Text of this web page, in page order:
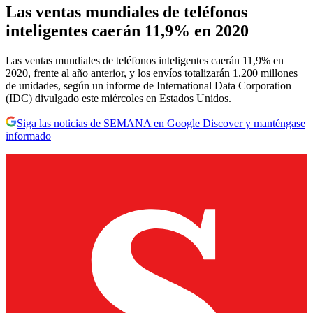
Las ventas mundiales de teléfonos
inteligentes caerán 11,9% en 2020
Las ventas mundiales de teléfonos inteligentes caerán 11,9% en
2020, frente al año anterior, y los envíos totalizarán 1.200 millones
de unidades, según un informe de International Data Corporation
(IDC) divulgado este miércoles en Estados Unidos.
Siga las noticias de SEMANA en Google Discover y manténgase
informado